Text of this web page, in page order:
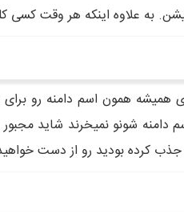
به علاوه اینکه هر وقت کسی
همیشه همون اسم دامنه رو
دامنه شونو نمیخرند شاید
کرده بودید رو از دست